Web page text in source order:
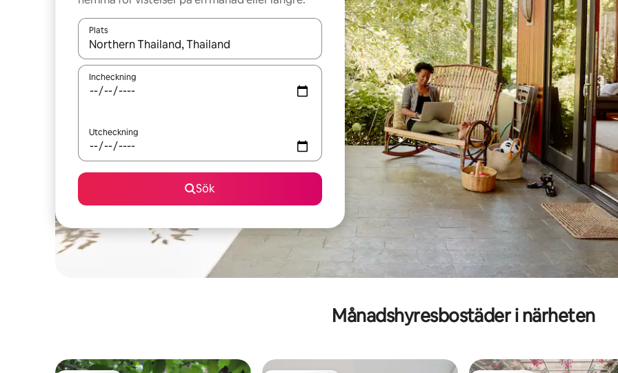
Plats
När resultaten är tillgängliga kan du navigera med upp- och nedåtpilarna eller utforska genom att trycka eller svepa.
Incheckning
Utcheckning
Sök
Månadshyresbostäder i närheten